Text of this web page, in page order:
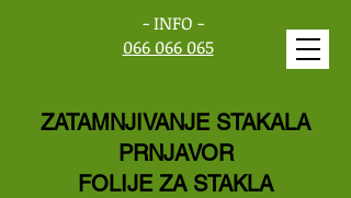
- INFO -
066 066 065
ZATAMNJIVANJE STAKALA
PRNJAVOR
FOLIJE ZA STAKLA